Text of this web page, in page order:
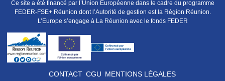
Ce site a été financé par l’Union Européenne dans le cadre du programme
FEDER-FSE+ Réunion dont l’Autorité de gestion est la Région Réunion.
L’Europe s’engage à La Réunion avec le fonds FEDER
CONTACT CGU MENTIONS LÉGALES